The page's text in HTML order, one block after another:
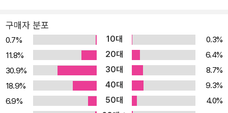
다. 또한 작품 속 주요 장소인 ‘쓰루야 호텔’의 초대장과 히가시노 게
이고 작가의 작품 소개 친필 메시지를 수록한 엽서를 동봉 랩핑해 소
장 가치를 높였다. 오직 5천 부 수량 한정으로 제작된 특별 에디션을
통해 2024년 베스트 미스터리 소설 『당신이 누군가를 죽였다』를 만
나보자. 교묘한 복선을 파헤치는 예리한 추리 연이은 반전 끝에 도달
한 충격적 진실 사랑하는 가족을 잃은 건 우연일까, 필연일까 부유한
네 가족이 여름 휴가를 보내기 위해 한적한 호화 별장지에 모인다. 그
구매자 분포
0.7% 10대
0.3%
11.8%
20대
6.4%
30.9%
30대
8.7%
18.9%
40대
9.3%
6.9%
50대
4.0%